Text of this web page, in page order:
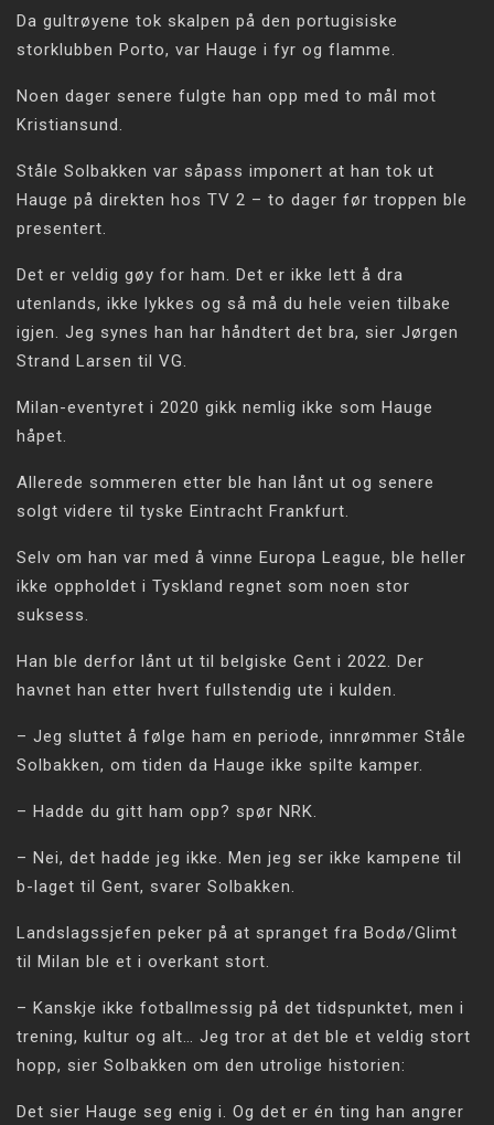
Da gultrøyene tok skalpen på den portugisiske
storklubben Porto, var Hauge i fyr og flamme.
Noen dager senere fulgte han opp med to mål mot
Kristiansund.
Ståle Solbakken var såpass imponert at han tok ut
Hauge på direkten hos TV 2 – to dager før troppen ble
presentert.
Det er veldig gøy for ham. Det er ikke lett å dra
utenlands, ikke lykkes og så må du hele veien tilbake
igjen. Jeg synes han har håndtert det bra, sier Jørgen
Strand Larsen til VG.
Milan-eventyret i 2020 gikk nemlig ikke som Hauge
håpet.
Allerede sommeren etter ble han lånt ut og senere
solgt videre til tyske Eintracht Frankfurt.
Selv om han var med å vinne Europa League, ble heller
ikke oppholdet i Tyskland regnet som noen stor
suksess.
Han ble derfor lånt ut til belgiske Gent i 2022. Der
havnet han etter hvert fullstendig ute i kulden.
– Jeg sluttet å følge ham en periode, innrømmer Ståle
Solbakken, om tiden da Hauge ikke spilte kamper.
– Hadde du gitt ham opp? spør NRK.
– Nei, det hadde jeg ikke. Men jeg ser ikke kampene til
b-laget til Gent, svarer Solbakken.
Landslagssjefen peker på at spranget fra Bodø/Glimt
til Milan ble et i overkant stort.
– Kanskje ikke fotballmessig på det tidspunktet, men i
trening, kultur og alt… Jeg tror at det ble et veldig stort
hopp, sier Solbakken om den utrolige historien:
Det sier Hauge seg enig i. Og det er én ting han angrer